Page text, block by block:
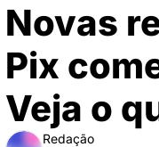
Novas
Pix
Veja o
Redação